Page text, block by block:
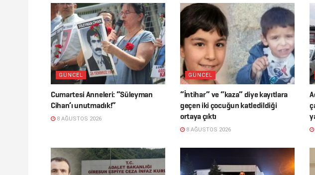
GÜNCEL
Cumartesi Anneleri: “Süleyman
Cihan’ı unutmadık!”
8 AĞUSTOS 2026
GÜNCEL
“İntihar” ve “kaza” diye kayıtlara
geçen iki çocuğun katledildiği
ortaya çıktı
8 AĞUSTOS 2026